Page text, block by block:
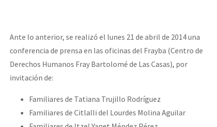
Ante lo anterior, se realizó el lunes 21 de abril de 2014 una
conferencia de prensa en las oficinas del Frayba (Centro de
Derechos Humanos Fray Bartolomé de Las Casas), por
invitación de:
Familiares de Tatiana Trujillo Rodríguez
Familiares de Citlalli del Lourdes Molina Aguilar